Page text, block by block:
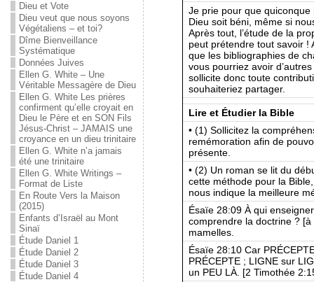
Dieu et Vote
Dieu veut que nous soyons
Végétaliens – et toi?
Dîme Bienveillance
Systématique
Données Juives
Ellen G. White – Une
Véritable Messagère de Dieu
Ellen G. White Les prières
confirment qu’elle croyait en
Dieu le Père et en SON Fils
Jésus-Christ – JAMAIS une
croyance en un dieu trinitaire
Ellen G. White n’a jamais
été une trinitaire
Ellen G. White Writings –
Format de Liste
En Route Vers la Maison
(2015)
Enfants d’Israël au Mont
Sinaï
Étude Daniel 1
Étude Daniel 2
Étude Daniel 3
Étude Daniel 4
Je prie pour que quiconque
Dieu soit béni, même si
Après tout, l’étude de la
peut prétendre tout savoir !
que les bibliographies de
vous pourriez avoir
sollicite donc toute
souhaiteriez partager.
Lire et Étudier la Bible
• (1) Sollicitez la
remémoration afin de
présente.
• (2) Un roman se lit du
cette méthode pour la
nous indique la meilleure
Ésaïe 28:09 À qui
comprendre la doctrine ?
mamelles.
Ésaïe 28:10 Car
PRÉCEPTE ; LIGNE sur
un PEU LÀ. [2 Timothée